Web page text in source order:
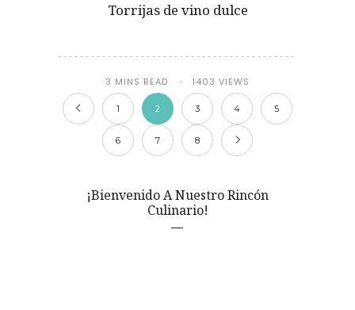
Torrijas de vino dulce
3 MINS READ 1403 VIEWS
1 2 3 4 5
6 7 8
¡Bienvenido A Nuestro Rincón
Culinario!